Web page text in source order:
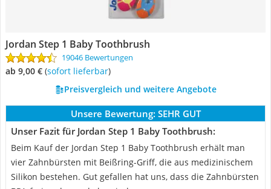
Jordan Step 1 Baby Toothbrush
19046 Bewertungen
ab 9,00 € ( Sofort lieferbar)
Preisvergleich und weitere Angebote
Unsere Bewertung: SEHR GUT
Unser Fazit für Jordan Step 1 Baby Toothbrush:
Beim Kauf der Jordan Step 1 Baby Toothbrush erhält man
vier Zahnbürsten mit Beißring-Griff, die aus medizinischem
Silikon bestehen. Gut gefallen hat uns, dass die Zahnbürsten